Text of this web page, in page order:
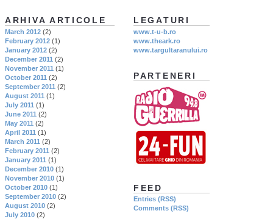
LEGATURI
www.t-u-b.ro
www.theark.ro
www.targultaranului.ro
PARTENERI
FEED
Entries (RSS)
Comments (RSS)
ARHIVA ARTICOLE
March 2012 (2)
February 2012 (1)
January 2012 (2)
December 2011 (2)
November 2011 (1)
October 2011 (2)
September 2011 (2)
August 2011 (1)
July 2011 (1)
June 2011 (2)
May 2011 (2)
April 2011 (1)
March 2011 (2)
February 2011 (2)
January 2011 (1)
December 2010 (1)
November 2010 (1)
October 2010 (1)
September 2010 (2)
August 2010 (2)
July 2010 (2)